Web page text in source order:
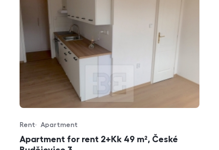
Apartment for rent 2+Kk 49 m², České
Offer type
Rent
Property type
Apartment